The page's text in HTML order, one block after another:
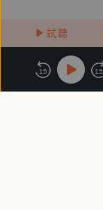
試聽
中廣廣播劇團
視配音。各電
老師。大陸中
廣告演員。活
關於鏡好
商務合
15 15